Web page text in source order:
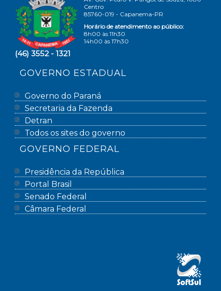
Centro
85760-019 - Capanema-PR
Horário de atendimento ao público:
8h00 às 11h30
14h00 às 17h30
(46) 3552 - 1321
GOVERNO ESTADUAL
Governo do Paraná
Secretaria da Fazenda
Detran
Todos os sites do governo
GOVERNO FEDERAL
Presidência da República
Portal Brasil
Senado Federal
Câmara Federal